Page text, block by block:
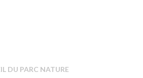
DU PARC NATURE